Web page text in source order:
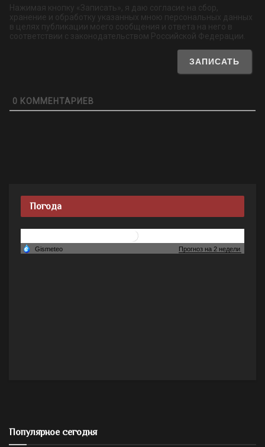
Нажимая кнопку «Записать», я даю согласие на сбор,
хранение и обработку указанных мною персональных данных
в целях публикации моего сообщения и ответа на него в
соответствии с законодательством Российской Федерации.
0 КОММЕНТАРИЕВ
Погода
Популярное сегодня